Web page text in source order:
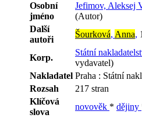
Osobní
jméno
Jefimov, Aleksej
(Autor)
Další
autoři
Šourková, Anna,
Korp.
Státní
vydavatel)
Nakladatel Praha : Státní
Rozsah
217 stran
Klíčová
slova
novověk * dějiny